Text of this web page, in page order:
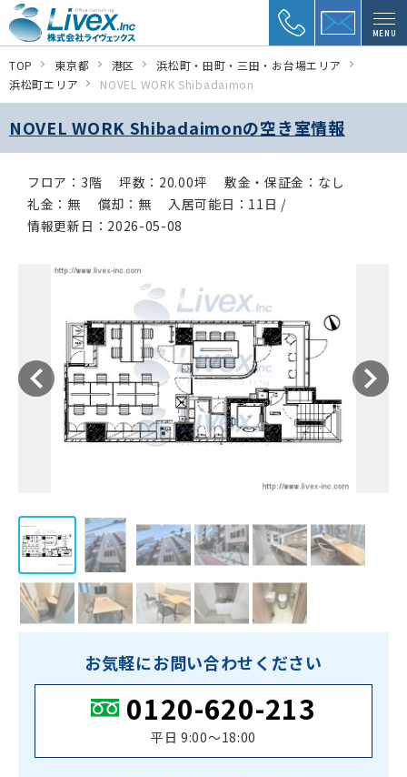
MENU
TOP 東京都 港区
浜松町・田町・三田・お台場エリア
浜松町エリア
NOVEL WORK Shibadaimon
NOVEL WORK Shibadaimonの空き室情報
フロア：3階 坪数：20.00坪
敷金・保証金：なし
礼金：無
償却：無
入居可能日：11日 /
情報更新日：2026-05-08
お気軽にお問い合わせください
0120-620-213
平日 9:00〜18:00